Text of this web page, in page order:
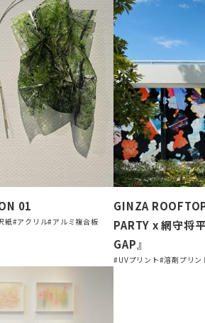
01
紙#アクリル#アルミ複合板
GINZA
PARTY x 網守将
GAP』
#UVプリント#溶剤プリン